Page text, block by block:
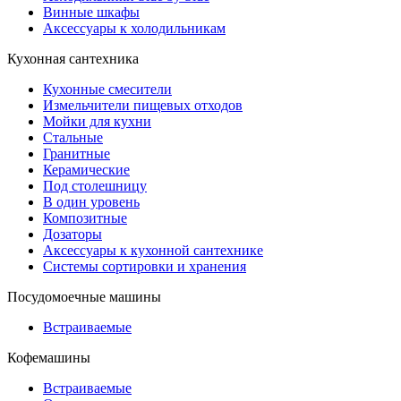
Винные шкафы
Аксессуары к холодильникам
Кухонная сантехника
Кухонные смесители
Измельчители пищевых отходов
Мойки для кухни
Стальные
Гранитные
Керамические
Под столешницу
В один уровень
Композитные
Дозаторы
Аксессуары к кухонной сантехнике
Системы сортировки и хранения
Посудомоечные машины
Встраиваемые
Кофемашины
Встраиваемые